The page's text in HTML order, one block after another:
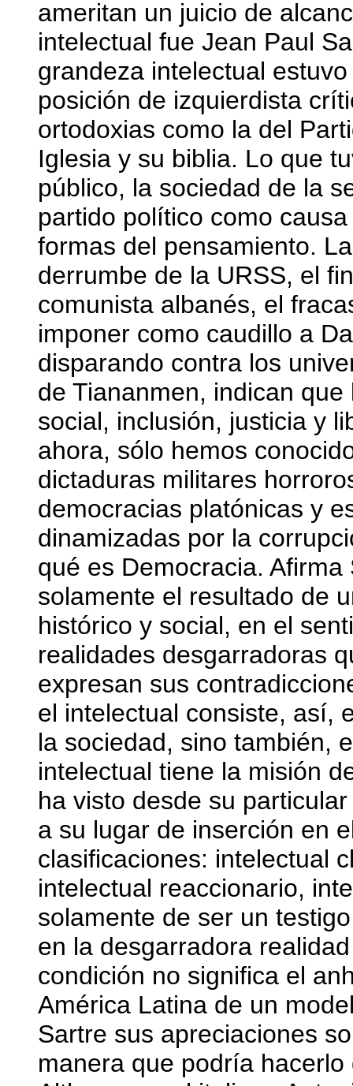
ameritan un juicio de
intelectual fue Jean Paul
grandeza intelectual
posición de izquierdista
ortodoxias como la del
Iglesia y su biblia. Lo que
público, la sociedad de la
partido político como
formas del pensamiento.
derrumbe de la URSS, el
comunista albanés, el
imponer como caudillo a
disparando contra los
de Tiananmen, indican
social, inclusión, justicia y
ahora, sólo hemos
dictaduras militares
democracias platónicas y
dinamizadas por la
qué es Democracia.
solamente el resultado de
histórico y social, en el
realidades desgarradoras
expresan sus
el intelectual consiste, así,
la sociedad, sino también,
intelectual tiene la misión
ha visto desde su
a su lugar de inserción en
clasificaciones: intelectual
intelectual reaccionario,
solamente de ser un
en la desgarradora
condición no significa el
América Latina de un
Sartre sus apreciaciones
manera que podría